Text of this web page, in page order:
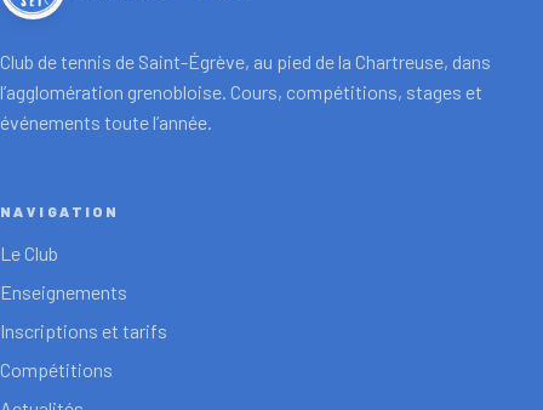
Club de tennis de Saint-Égrève, au pied de la Chartreuse, dans
l’agglomération grenobloise. Cours, compétitions, stages et
événements toute l’année.
NAVIGATION
Le Club
Enseignements
Inscriptions et tarifs
Compétitions